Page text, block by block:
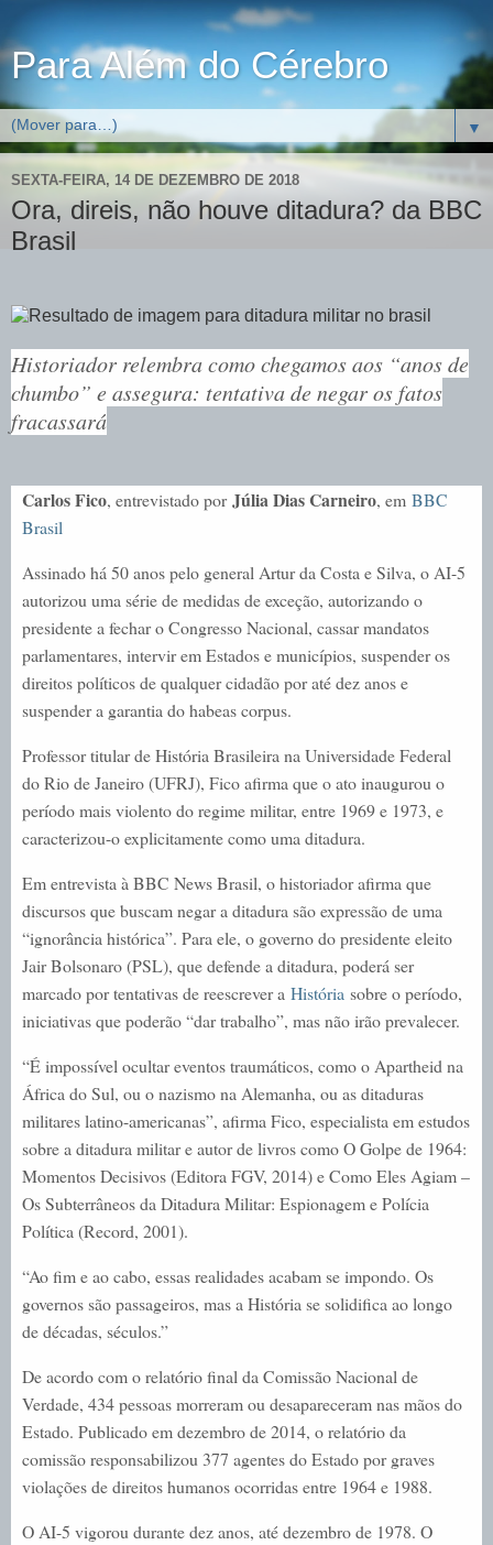
Para Além do Cérebro
▼
SEXTA-FEIRA, 14 DE DEZEMBRO DE 2018
Ora, direis, não houve ditadura? da BBC
Brasil
Historiador relembra como chegamos aos “anos de
chumbo” e assegura: tentativa de negar os fatos
fracassará
Carlos Fico, entrevistado porJúlia Dias Carneiro, em BBC
Brasil
Assinado há 50 anos pelo general Artur da Costa e Silva, o AI-5
autorizou uma série de medidas de exceção, autorizando o
presidente a fechar o Congresso Nacional, cassar mandatos
parlamentares, intervir em Estados e municípios, suspender os
direitos políticos de qualquer cidadão por até dez anos e
suspender a garantia do habeas corpus.
Professor titular de História Brasileira na Universidade Federal
do Rio de Janeiro (UFRJ), Fico afirma que o ato inaugurou o
período mais violento do regime militar, entre 1969 e 1973, e
caracterizou-o explicitamente como uma ditadura.
Em entrevista à BBC News Brasil, o historiador afirma que
discursos que buscam negar a ditadura são expressão de uma
“ignorância histórica”. Para ele, o governo do presidente eleito
Jair Bolsonaro (PSL), que defende a ditadura, poderá ser
marcado por tentativas de reescrever a História sobre o período,
iniciativas que poderão “dar trabalho”, mas não irão prevalecer.
“É impossível ocultar eventos traumáticos, como o Apartheid na
África do Sul, ou o nazismo na Alemanha, ou as ditaduras
militares latino-americanas”, afirma Fico, especialista em estudos
sobre a ditadura militar e autor de livros como O Golpe de 1964:
Momentos Decisivos (Editora FGV, 2014) e Como Eles Agiam –
Os Subterrâneos da Ditadura Militar: Espionagem e Polícia
Política (Record, 2001).
“Ao fim e ao cabo, essas realidades acabam se impondo. Os
governos são passageiros, mas a História se solidifica ao longo
de décadas, séculos.”
De acordo com o relatório final da Comissão Nacional de
Verdade, 434 pessoas morreram ou desapareceram nas mãos do
Estado. Publicado em dezembro de 2014, o relatório da
comissão responsabilizou 377 agentes do Estado por graves
violações de direitos humanos ocorridas entre 1964 e 1988.
O AI-5 vigorou durante dez anos, até dezembro de 1978. O